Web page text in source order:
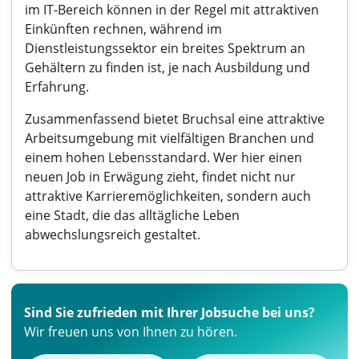
im IT-Bereich können in der Regel mit attraktiven
Einkünften rechnen, während im
Dienstleistungssektor ein breites Spektrum an
Gehältern zu finden ist, je nach Ausbildung und
Erfahrung.
Zusammenfassend bietet Bruchsal eine attraktive
Arbeitsumgebung mit vielfältigen Branchen und
einem hohen Lebensstandard. Wer hier einen
neuen Job in Erwägung zieht, findet nicht nur
attraktive Karrieremöglichkeiten, sondern auch
eine Stadt, die das alltägliche Leben
abwechslungsreich gestaltet.
Sind Sie zufrieden mit Ihrer Jobsuche bei uns?
Wir freuen uns von Ihnen zu hören.